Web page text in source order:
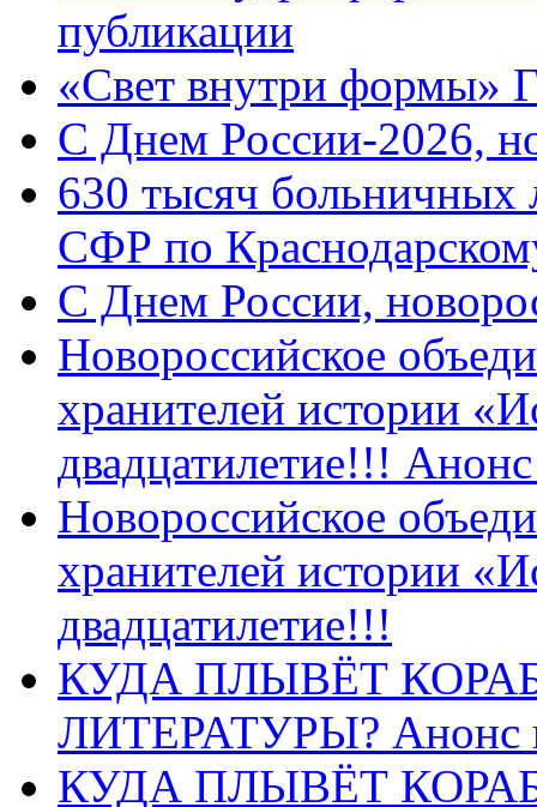
публикации
«Свет внутри формы»
C Днем России-2026,
630 тысяч больничных
СФР по
C Днем России,
Новороссийское
хранителей истории
двадцатилетие!!!
Новороссийское
хранителей истории
двадцатилетие!!!
КУДА ПЛЫВЁТ
ЛИТЕРАТУРЫ? Анонс
КУДА ПЛЫВЁТ